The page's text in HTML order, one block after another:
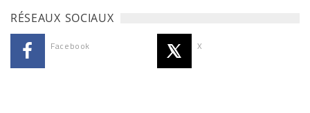
RÉSEAUX SOCIAUX
Facebook X